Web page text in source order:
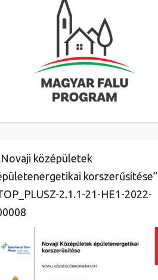
„Novaji középületek
korszerűsítése”
2.1.1-21-HE1-2022-